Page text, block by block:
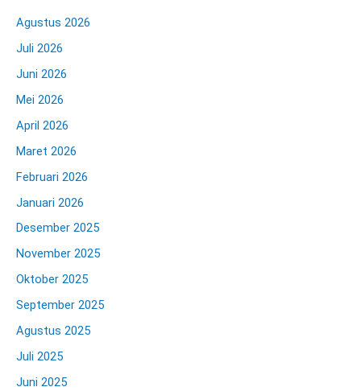
Agustus 2026
Juli 2026
Juni 2026
Mei 2026
April 2026
Maret 2026
Februari 2026
Januari 2026
Desember 2025
November 2025
Oktober 2025
September 2025
Agustus 2025
Juli 2025
Juni 2025